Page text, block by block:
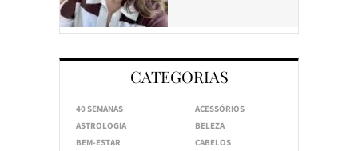
CATEGORIAS
40 SEMANAS
ACESSÓRIOS
ASTROLOGIA
BELEZA
BEM-ESTAR
CABELOS